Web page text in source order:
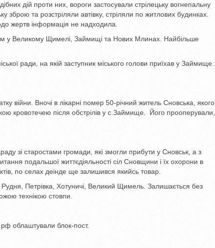
дій проти них, вороги застосували стрілецьку вогнепальну
та розстріляли автівку, стріляли по житлових будинках.
жертв інформація не надходила.
у Великому Щимелі, Займищі та Нових Млинах. Найбільше
ради, на якій заступник міського голови приїхав у Займище.
війни. Вночі в лікарні помер 50-річний житель Сновська, якого
кровотечею після обстрілів у с.Займище. Його прооперували,
зі старостами громади, які змогли прибути у Сновськ, а з
подальшої життєдіяльності сіл Сновщини і їх охорони в
по селах деінде ще залишився якийсь товар.
Петрівка, Хотуничі, Великий Щимель. Залишається без
технікою стовпи.
рф облаштували блок-пост.